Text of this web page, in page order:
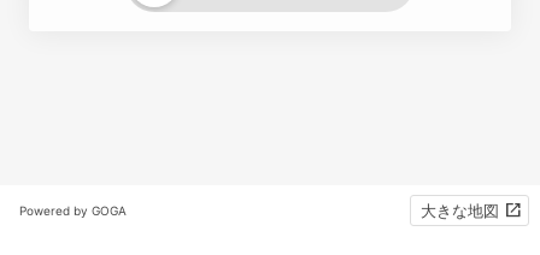
Powered by GOGA 大きな地図